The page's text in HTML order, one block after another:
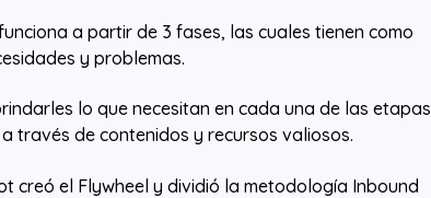
a partir de 3 fases, las cuales tienen como
y problemas.
lo que necesitan en cada una de las etapas
través de contenidos y recursos valiosos.
creó el Flywheel y dividió la metodología Inbound